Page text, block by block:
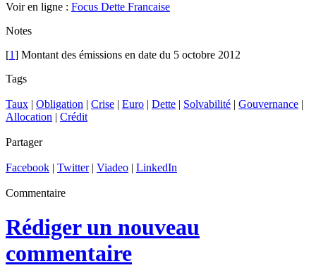
Voir en ligne : Focus Dette Francaise
Notes
[1] Montant des émissions en date du 5 octobre 2012
Tags
Taux | Obligation | Crise | Euro | Dette | Solvabilité | Gouvernance |
Allocation | Crédit
Partager
Facebook | Twitter| Viadeo | LinkedIn
Commentaire
Rédiger un nouveau
commentaire